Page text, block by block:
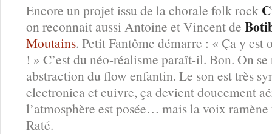
Encore un projet issu de la chorale folk rock
on reconnait aussi Antoine et Vincent de
Moutains. Petit Fantôme démarre : « Ça y
! » C’est du néo-réalisme paraît-il. Bon. On
abstraction du flow enfantin. Le son est très
electronica et cuivre, ça devient doucement
l’atmosphère est posée… mais la voix
Raté.